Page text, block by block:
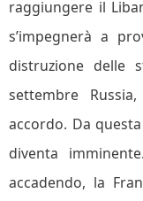
raggiungere il
s’impegnerà a
distruzione delle
settembre
accordo. Da
diventa
accadendo, la